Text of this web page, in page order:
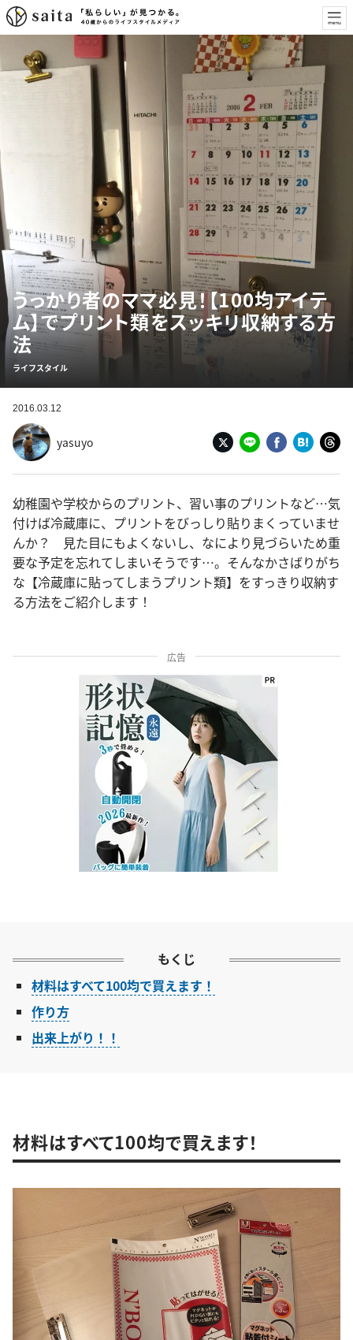
うっかり者のママ必見！【100均アイテ
ム】でプリント類をスッキリ収納する方
法
ライフスタイル
2016.03.12
yasuyo
幼稚園や学校からのプリント、習い事のプリントなど…気
付けば冷蔵庫に、プリントをびっしり貼りまくっていませ
んか？ 見た目にもよくないし、なにより見づらいため重
要な予定を忘れてしまいそうです…。そんなかさばりがち
な【冷蔵庫に貼ってしまうプリント類】をすっきり収納す
る方法をご紹介します！
広告
もくじ
材料はすべて100均で買えます！
作り方
出来上がり！！
材料はすべて100均で買えます！